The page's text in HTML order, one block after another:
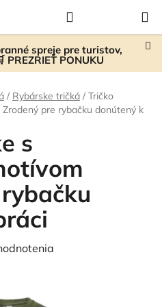
spreje pre turistov,
PONUKU
KOŠÍK
/ Rybárske tričká / Tričko
pre rybačku donútený k
s